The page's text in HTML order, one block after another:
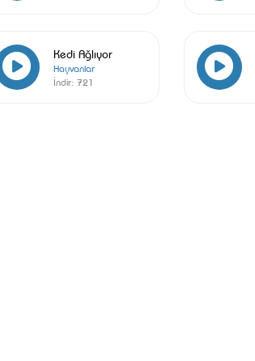
Kedi Ağlıyor
Hayvanlar
İndir: 721